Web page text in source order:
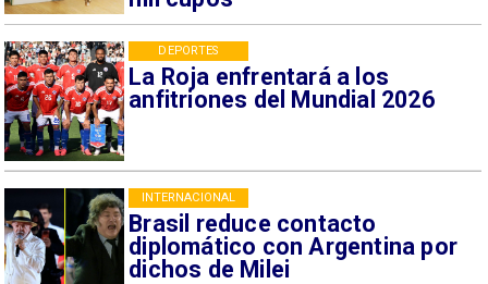
La Roja enfrentará a los
anfitriones del Mundial 2026
DEPORTES
Brasil reduce contacto
diplomático con Argentina por
dichos de Milei
INTERNACIONAL